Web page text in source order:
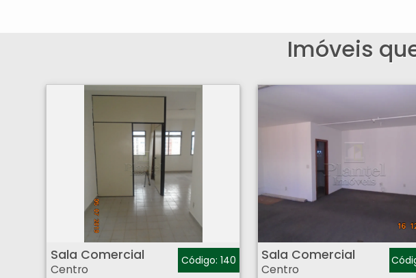
Imóveis
Sala Comercial
Centro
Código: 140 Sala Comercial
Centro